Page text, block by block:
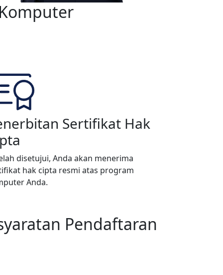
Sertifikat Hak
disetujui, Anda akan menerima
hak cipta resmi atas program
Anda.
Pendaftaran